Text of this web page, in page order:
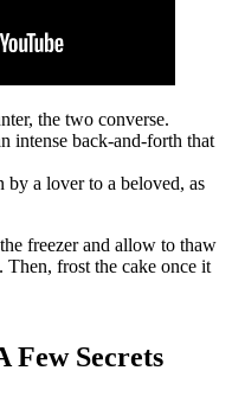
the two converse.
intense back-and-forth that
by a lover to a beloved, as
freezer and allow to thaw
frost the cake once it
Few Secrets